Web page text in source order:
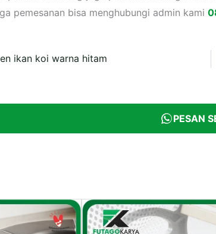
pemesanan bisa menghubungi admin kami
ikan koi warna hitam
PESAN